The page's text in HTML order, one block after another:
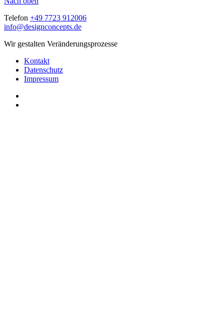
Telefon +49 7723 912006
info@designconcepts.de
Wir gestalten Veränderungsprozesse
Kontakt
Datenschutz
Impressum